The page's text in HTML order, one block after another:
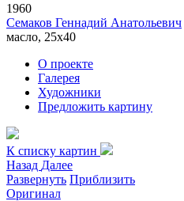
1960
Семаков Геннадий Анатольевич
масло, 25х40
О проекте
Галерея
Художники
Предложить картину
К списку картин
Назад Далее
Развернуть Приблизить
Оригинал